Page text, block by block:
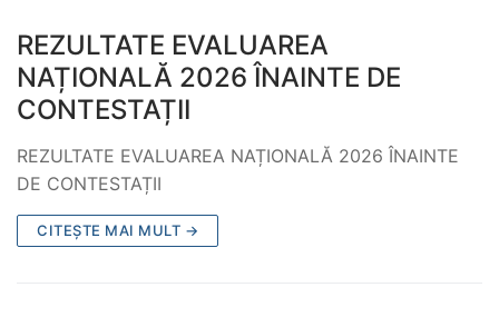
REZULTATE EVALUAREA
NAȚIONALĂ 2026 ÎNAINTE DE
CONTESTAȚII
REZULTATE EVALUAREA NAȚIONALĂ 2026 ÎNAINTE
DE CONTESTAȚII
CITEȘTE MAI MULT →